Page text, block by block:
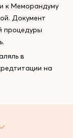
к Меморандуму
Документ
процедуры
в
на